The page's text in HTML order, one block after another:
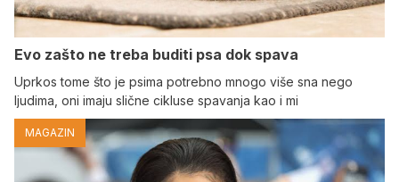
Evo zašto ne treba buditi psa dok spava
Uprkos tome što je psima potrebno mnogo više sna nego
ljudima, oni imaju slične cikluse spavanja kao i mi
MAGAZIN